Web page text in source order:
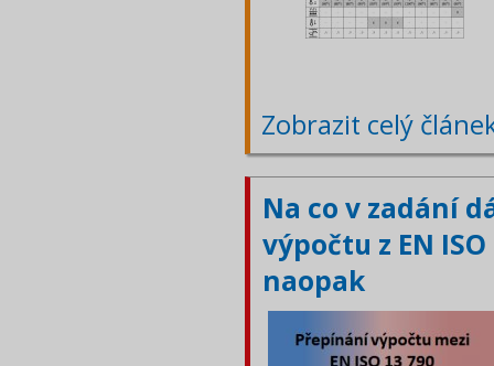
Zobrazit celý
Na co v zadání
výpočtu z EN ISO
naopak